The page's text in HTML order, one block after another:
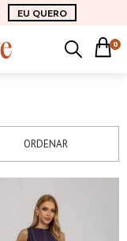
EU QUERO
0
ORDENAR